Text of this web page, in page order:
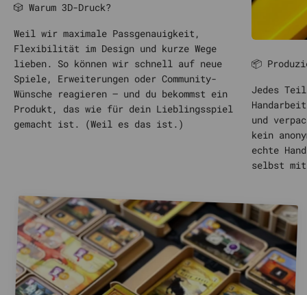
🎲 Warum 3D-Druck?
Weil wir maximale Passgenauigkeit,
Flexibilität im Design und kurze Wege
lieben. So können wir schnell auf neue
Spiele, Erweiterungen oder Community-
Wünsche reagieren – und du bekommst ein
Produkt, das wie für dein Lieblingsspiel
gemacht ist. (Weil es das ist.)
📦
Jedes
und
kein
echte
selbst